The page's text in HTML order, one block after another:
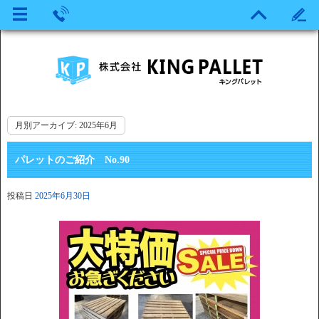
月別アーカイブ: 2025年6月
パレットのご紹介 No.90
投稿日 2025年6月30日